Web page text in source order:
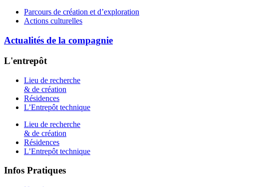
Parcours de création et d’exploration
Actions culturelles
Actualités de la compagnie
L'entrepôt
Lieu de recherche
& de création
Résidences
L’Entrepôt technique
Lieu de recherche
& de création
Résidences
L’Entrepôt technique
Infos Pratiques